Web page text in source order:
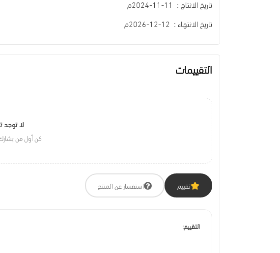
تاريخ الانتاج : 11-11-2024م
تاريخ الانتهاء : 12-12-2026م
التقييمات
لا توجد
كن أول من يشارك
تقييم استفسار عن المنتج
التقييم: